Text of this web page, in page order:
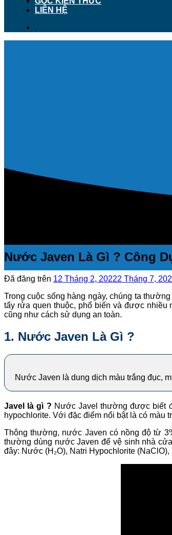
LIÊN HỆ
.
Nước Javen Là Gì ? Công
Đã đăng trên 12 Tháng 2, 20222 Tháng 7,
Trong cuộc sống hàng ngày, chúng ta
tẩy rửa quen thuộc, phổ biến và được
cũng như cách sử dụng an toàn.
1. Nước Javen Là Gì ?
Nước Javen là dung dịch màu trắng đục,
Javel là gì ? Nước Javel thường được biết
hypochlorite. Với đặc điểm nổi bật là có màu
Thông thường, nước Javen có nồng độ từ
thường dùng nước Javen để vệ sinh nhà
đây: Nước (H₂O), Natri Hypochlorite